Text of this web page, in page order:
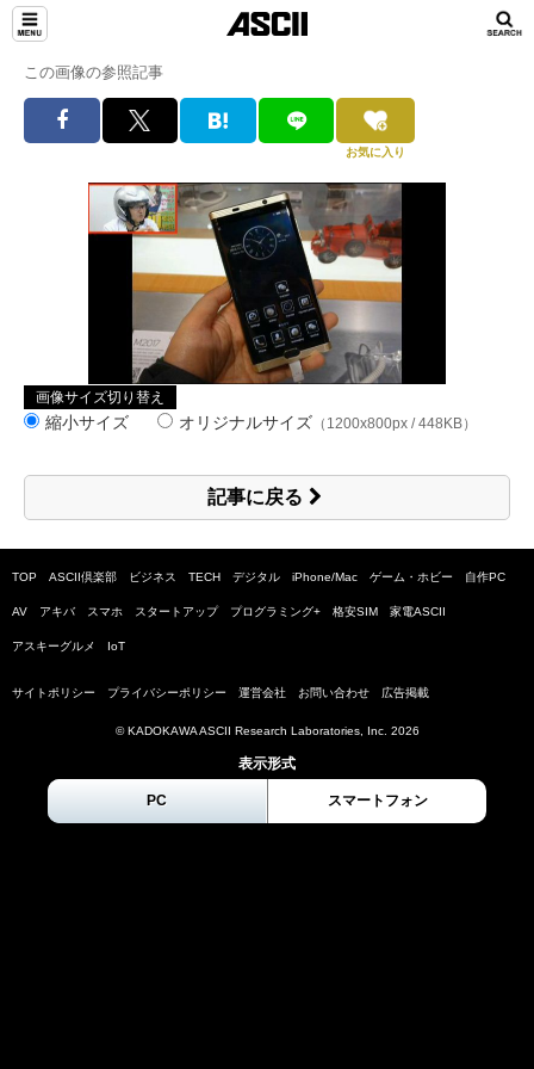
この画像の参照記事
お気に入り
画像サイズ切り替え
縮小サイズ オリジナルサイズ （1200x800px / 448KB）
記事に戻る
TOP ASCII倶楽部 ビジネス TECH デジタル iPhone/Mac ゲーム・ホビー 自作PC
AV アキバ スマホ スタートアップ プログラミング+ 格安SIM 家電ASCII
アスキーグルメ IoT
サイトポリシー プライバシーポリシー 運営会社 お問い合わせ 広告掲載
© KADOKAWA ASCII Research Laboratories, Inc. 2026
表示形式
PC スマートフォン